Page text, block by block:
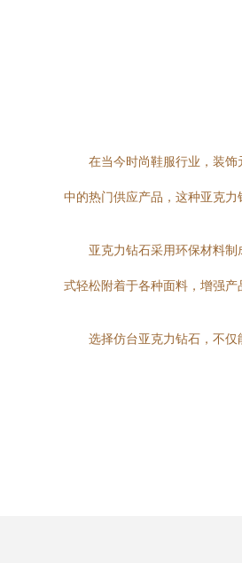
在当今时尚鞋服行业，装
中的热门供应产品，这种亚克
亚克力钻石采用环保材料
式轻松附着于各种面料，增强
选择仿台亚克力钻石，不